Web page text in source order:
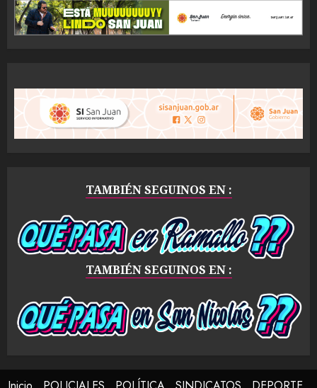
TAMBIÉN SEGUINOS EN :
TAMBIÉN SEGUINOS EN :